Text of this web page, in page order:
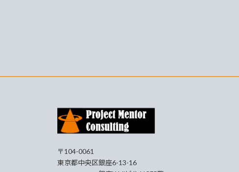
〒104-0061
東京都中央区銀座6-13-16